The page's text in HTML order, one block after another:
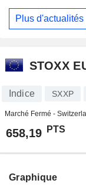
Plus d'actualités
STOXX
Indice SXXP
Marché Fermé -
658,19 PTS
Graphique